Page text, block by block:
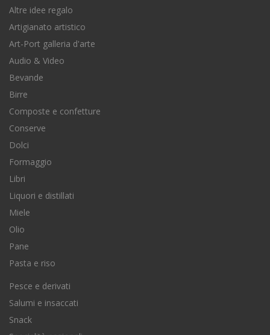
Altre idee regalo
Artigianato artistico
Art-Port galleria d'arte
Audio & Video
Bevande
Birre
Composte e confetture
Conserve
Dolci
Formaggio
Libri
Liquori e distillati
Miele
Olio
Pane
Pasta e riso
Pesce e derivati
Salumi e insaccati
Snack